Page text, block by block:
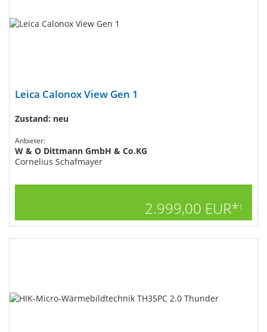
Leica Calonox View Gen 1
Zustand: neu
Anbieter:
W & O Dittmann GmbH & Co.KG
Cornelius Schafmayer
2.999,00 EUR*1